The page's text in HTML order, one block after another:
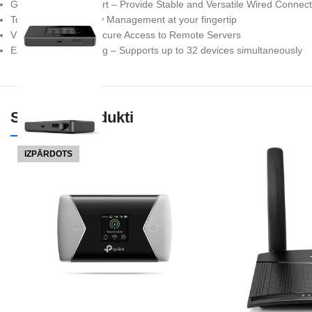
Gigabit WAN/LAN Port – Provide Stable and Versatile Wired
Touch Screen – Easy Management at your fingertip
VPN Encryption – Secure Access to Remote Servers
Easy Network Sharing – Supports up to 32 devices simultaneously
Saistītie Produkti
IZPĀRDOTS